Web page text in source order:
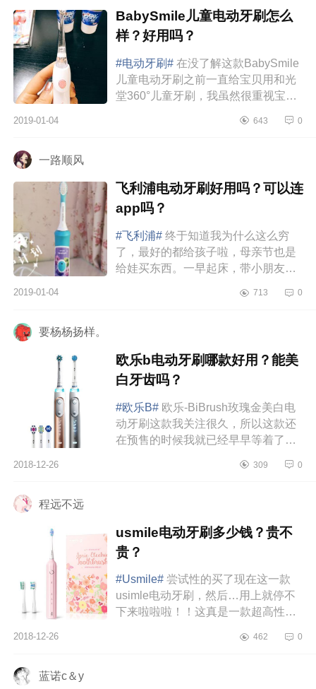
BabySmile儿童电动牙刷怎么
样？好用吗？
#电动牙刷# 在没了解这款BabySmile
儿童电动牙刷之前一直给宝贝用和光
堂360°儿童牙刷，我虽然很重视宝贝
他养成好的习惯。2岁开始他自己刷
2019-01-04 643 0
一路顺风
飞利浦电动牙刷好用吗？可以连
app吗？
#飞利浦# 终于知道我为什么这么穷
了，最好的都给孩子啦，母亲节也是
给娃买东西。一早起床，带小朋友去
没号了。看个牙是多么的难。最后
2019-01-04 713 0
要杨杨扬样。
欧乐b电动牙刷哪款好用？能美
白牙齿吗？
#欧乐B# 欧乐-BiBrush玫瑰金美白电
动牙刷这款我关注很久，所以这款还
在预售的时候我就已经早早等着了。
送电动牙刷就是送洁面仪，所以很...
2018-12-26 309 0
程远不远
usmile电动牙刷多少钱？贵不
贵？
#Usmile# 尝试性的买了现在这一款
usimle电动牙刷，然后…用上就停不
下来啦啦啦！！这真是一款超高性价
蓝粉是我一下子就看上的，现在又
2018-12-26 462 0
蓝诺c＆y